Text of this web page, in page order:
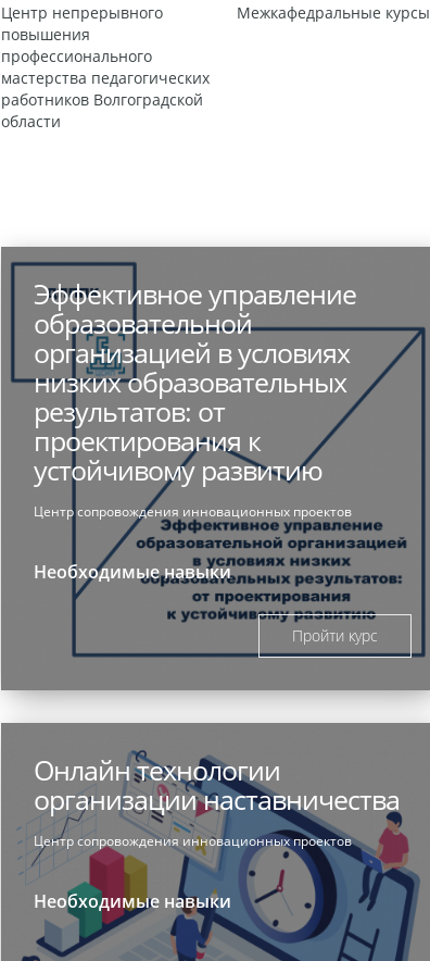
Центр непрерывного
повышения
профессионального
мастерства педагогических
работников Волгоградской
области
Межкафедральные курсы
Эффективное управление
образовательной
организацией в условиях
низких образовательных
результатов: от
проектирования к
устойчивому развитию
Центр сопровождения инновационных проектов
Необходимые навыки
Пройти курс
Онлайн технологии
организации наставничества
Центр сопровождения инновационных проектов
Необходимые навыки